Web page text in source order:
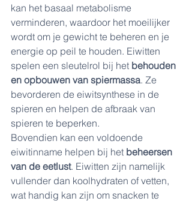
kan het basaal metabolisme
verminderen, waardoor het moeilijker
wordt om je gewicht te beheren en je
energie op peil te houden. Eiwitten
spelen een sleutelrol bij het behouden
en opbouwen van spiermassa. Ze
bevorderen de eiwitsynthese in de
spieren en helpen de afbraak van
spieren te beperken.
Bovendien kan een voldoende
eiwitinname helpen bij het beheersen
van de eetlust. Eiwitten zijn namelijk
vullender dan koolhydraten of vetten,
wat handig kan zijn om snacken te